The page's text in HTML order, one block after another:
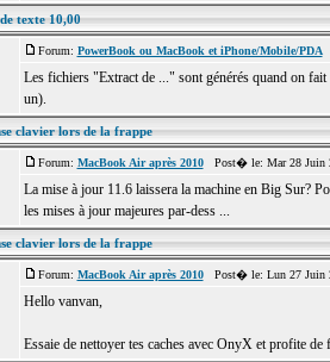
texte 10,00
Forum: PowerBook ou MacBook et iPhone/Mobile/PDA
Les fichiers "Extract de ..." sont générés quand on
un).
clavier lors de la frappe
Forum: MacBook Air après 2010Post� le: Mar 28 Juin
La mise à jour 11.6 laissera la machine en Big Sur?
les mises à jour majeures par-dess ...
clavier lors de la frappe
Forum: MacBook Air après 2010Post� le: Lun 27 Juin
Hello vanvan,
Essaie de nettoyer tes caches avec OnyX et profite